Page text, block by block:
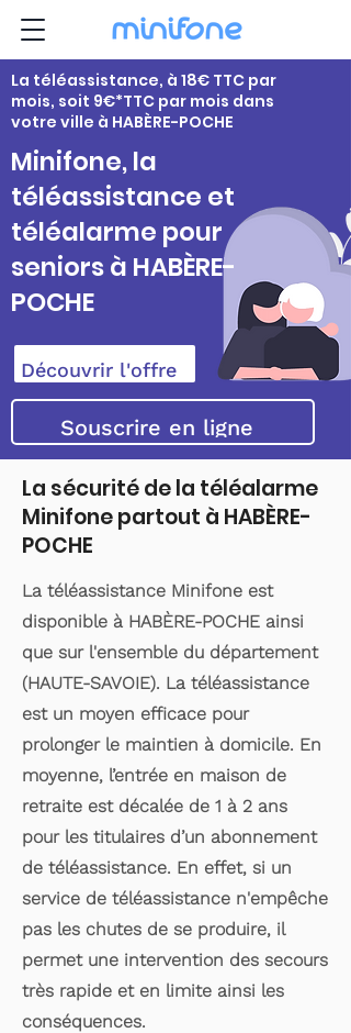
La téléassistance, à 18€ TTC par
mois, soit 9€*TTC par mois dans
votre ville à HABÈRE-POCHE
Minifone, la
téléassistance et
téléalarme pour
seniors à HABÈRE-
POCHE
Découvrir l'offre
Souscrire en ligne
La sécurité de la téléalarme
Minifone partout à HABÈRE-
POCHE
La téléassistance Minifone est
disponible à HABÈRE-POCHE ainsi
que sur l'ensemble du département
(HAUTE-SAVOIE). La téléassistance
est un moyen efficace pour
prolonger le maintien à domicile. En
moyenne, l’entrée en maison de
retraite est décalée de 1 à 2 ans
pour les titulaires d’un abonnement
de téléassistance. En effet, si un
service de téléassistance n'empêche
pas les chutes de se produire, il
permet une intervention des secours
très rapide et en limite ainsi les
conséquences.